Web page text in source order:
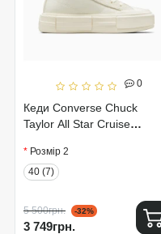
0
Кеди Converse Chuck
Taylor All Star Cruise
Розмір 2
40 (7)
5 500грн. -32%
3 749грн.